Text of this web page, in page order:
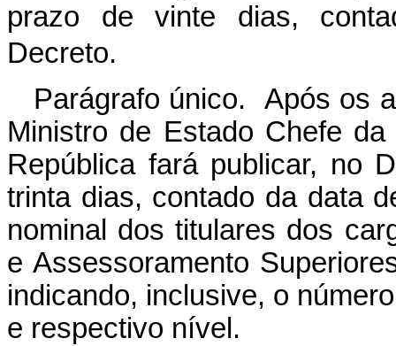
prazo de vinte dias,
Decreto.
Parágrafo único. Após os
Ministro de Estado Chefe
República fará publicar, no
trinta dias, contado da data
nominal dos titulares dos
e Assessoramento
indicando, inclusive, o
e respectivo nível.